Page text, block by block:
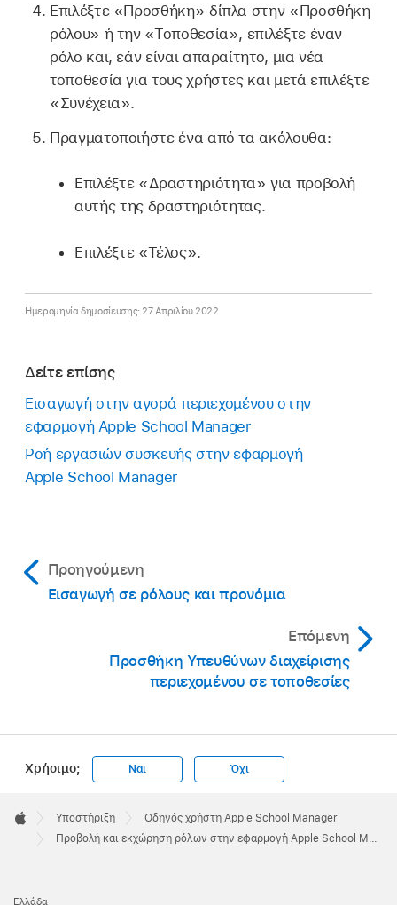
Επιλέξτε «Προσθήκη» δίπλα στην «Προσθήκη
ρόλου» ή την «Τοποθεσία», επιλέξτε έναν
ρόλο και, εάν είναι απαραίτητο, μια νέα
τοποθεσία για τους χρήστες και μετά επιλέξτε
«Συνέχεια».
Πραγματοποιήστε ένα από τα ακόλουθα:
Επιλέξτε «Δραστηριότητα» για προβολή
αυτής της δραστηριότητας.
Επιλέξτε «Τέλος».
Ημερομηνία δημοσίευσης: 27 Απριλίου 2022
Δείτε επίσης
Εισαγωγή στην αγορά περιεχομένου στην
εφαρμογή Apple School Manager
Ροή εργασιών συσκευής στην εφαρμογή
Apple School Manager
Προηγούμενη
Εισαγωγή σε ρόλους και προνόμια
Επόμενη
Προσθήκη Υπευθύνων διαχείρισης
περιεχομένου σε τοποθεσίες
Χρήσιμο; Ναι Όχι
Footer

Apple
Υποστήριξη
Οδηγός χρήστη Apple School Manager
Προβολή και εκχώρηση ρόλων στην εφαρμογή Apple School Manager
Ελλάδα